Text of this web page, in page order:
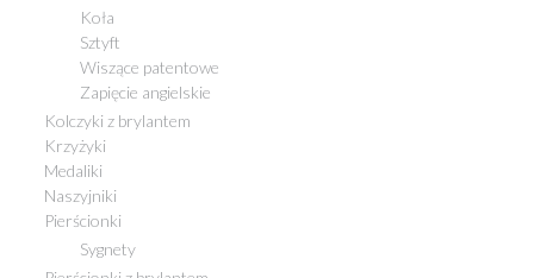
Koła
Sztyft
Wiszące patentowe
Zapięcie angielskie
Kolczyki z brylantem
Krzyżyki
Medaliki
Naszyjniki
Pierścionki
Sygnety